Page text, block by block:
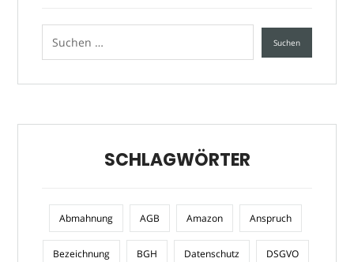
SCHLAGWÖRTER
Abmahnung AGB Amazon Anspruch
Bezeichnung BGH Datenschutz DSGVO